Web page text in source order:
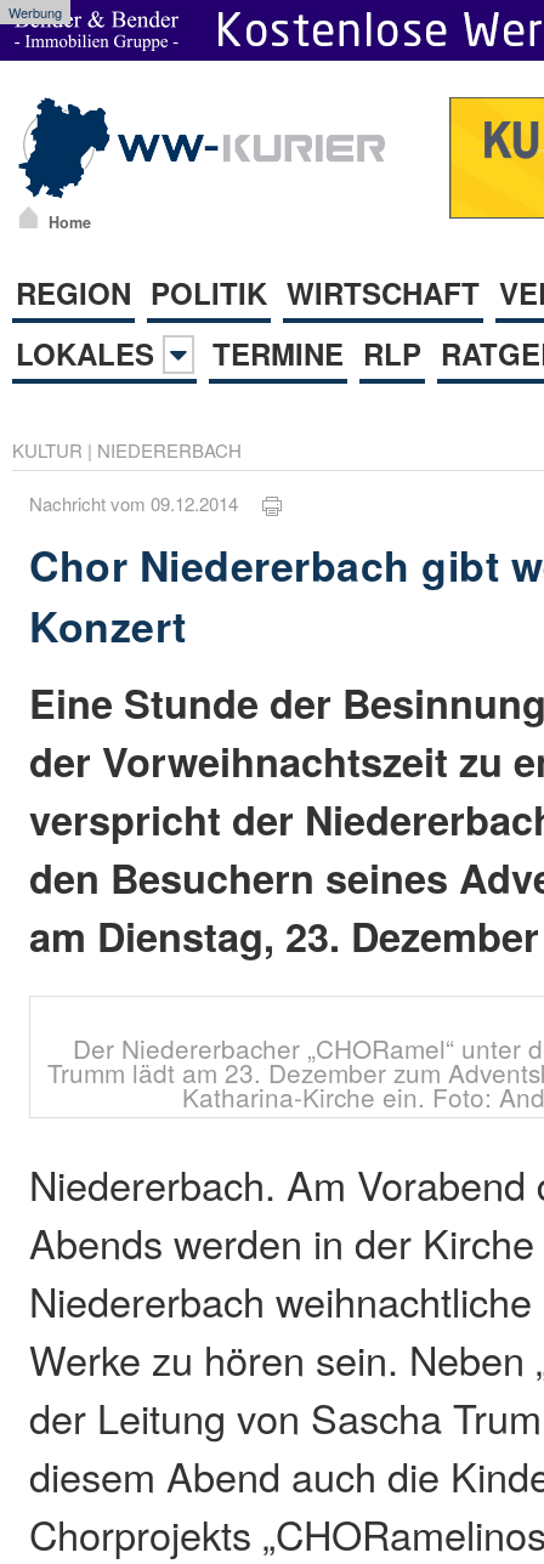
Werbung
Home
REGION POLITIK WIRTSCHAFT
LOKALES
TERMINE RLP
KULTUR | NIEDERERBACH
Nachricht vom 09.12.2014
Chor Niedererbach gibt
Konzert
Eine Stunde der
der Vorweihnachtszeit zu
verspricht der
den Besuchern seines
am Dienstag, 23.
Der Niedererbacher „CHORamel“ unter
Trumm lädt am 23. Dezember zum
Katharina-Kirche ein. Foto:
Niedererbach. Am Vorabend
Abends werden in der
Niedererbach
Werke zu hören sein. Neben
der Leitung von Sascha
diesem Abend auch die
Chorprojekts